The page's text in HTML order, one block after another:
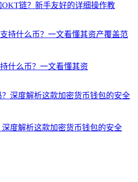
OKT链？新手友好的详细操作教
什么币？一文看懂其资
深度解析这款加密货币钱包的安全